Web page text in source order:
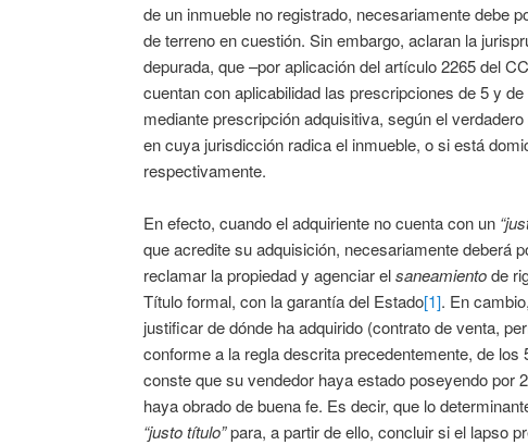
de un inmueble no registrado, necesariamente debe
de terreno en cuestión. Sin embargo, aclaran la
depurada, que –por aplicación del artículo 2265 del
cuentan con aplicabilidad las prescripciones de 5 y
mediante prescripción adquisitiva, según el
en cuya jurisdicción radica el inmueble, o si está
respectivamente.
En efecto, cuando el adquiriente no cuenta con un
que acredite su adquisición, necesariamente deberá
reclamar la propiedad y agenciar elsaneamientode
Título formal, con la garantía del Estado[1]. En
justificar de dónde ha adquirido (contrato de venta,
conforme a la regla descrita precedentemente, de los
conste que su vendedor haya estado poseyendo por
haya obrado de buena fe. Es decir, que lo
“justo título”para, a partir de ello, concluir si el lapso